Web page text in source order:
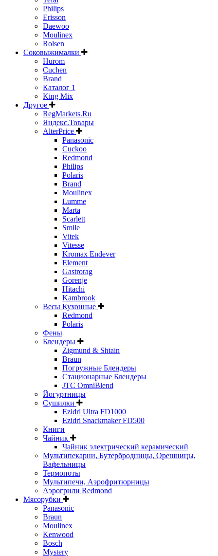
Philips
Erisson
Daewoo
Moulinex
Rolsen
Соковыжималки
Hurom
Cuchen
Brand
Каталог 1
King Mix
Другое
RegMarkets.Ru
Яндекс.Товары
AlterPrice
Panasonic
Cuckoo
Redmond
Philips
Polaris
Brand
Moulinex
Lumme
Marta
Scarlett
Smile
Vitek
Vitesse
Kromax Endever
Element
Gastrorag
Gorenje
Hitachi
Kambrook
Весы Кухонные
Redmond
Polaris
Фены
Блендеры
Zigmund & Shtain
Braun
Погружные Блендеры
Стационарные Блендеры
JTC OmniBlend
Йогуртницы
Сушилки
Ezidri Ultra FD1000
Ezidri Snackmaker FD500
Книги
Чайник
Чайник электрический керамический
Мультипекарни, Бутербродницы, Орешницы,
Вафельницы
Термопоты
Мультипечи, Аэрофритюрницы
Аэрогрили Redmond
Мясорубки
Panasonic
Braun
Moulinex
Kenwood
Bosch
Mystery